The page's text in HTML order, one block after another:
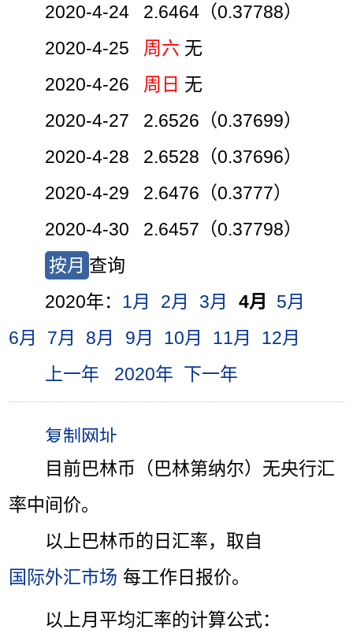
2020-4-24 2.6464（0.37788）
2020-4-25 周六 无
2020-4-26 周日 无
2020-4-27 2.6526（0.37699）
2020-4-28 2.6528（0.37696）
2020-4-29 2.6476（0.3777）
2020-4-30 2.6457（0.37798）
按月 查询
2020年： 1月 2月 3月 4月
5月
6月
7月 8月 9月 10月 11月
12月
上一年
2020年 下一年
目前巴林币（巴林第纳尔）无央行汇
率中间价。
以上巴林币的日汇率，取自
国际外汇市场 每工作日报价。
以上月平均汇率的计算公式：